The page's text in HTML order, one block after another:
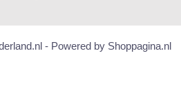
- Powered by Shoppagina.nl